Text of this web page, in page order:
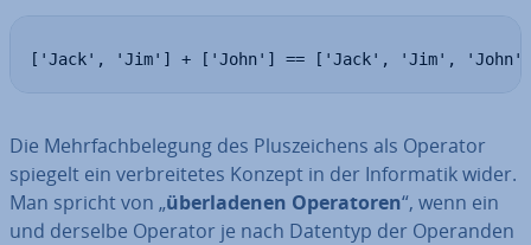
['Jack', 'Jim'] + ['John'] == ['Jack', 'Jim', 'John']
Die Mehr­fach­be­le­gung des Plus­zei­chens als Operator
spiegelt ein ver­brei­te­tes Konzept in der In­for­ma­tik wider.
Man spricht von „über­la­de­nen Ope­ra­to­ren“, wenn ein
und derselbe Operator je nach Datentyp der Operanden